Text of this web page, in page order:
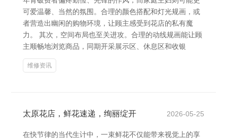
可爱温馨、当然的氛围。合理的颜色搭配和灯光规画，或
者营造出幽闲的购物环境，让顾主感受到花店的私有魔
力。 其次，空间布局也至关进攻。合理的动线规画能让顾
主顺畅地浏览商品，同期开采展示区、休息区和收银
维修资讯
太原花店，鲜花速递，绚丽绽开 2026-05-25
在快节律的当代生计中，一束鲜花不仅能带来视觉上的享